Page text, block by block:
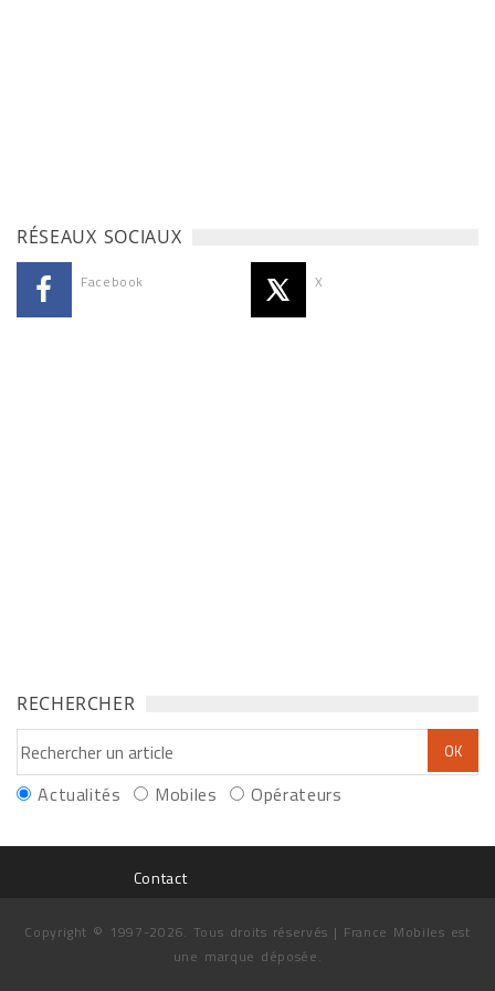
RÉSEAUX SOCIAUX
Facebook X
RECHERCHER
Actualités Mobiles Opérateurs
Contact
Copyright © 1997-2026. Tous droits réservés | France Mobiles est
une marque déposée.